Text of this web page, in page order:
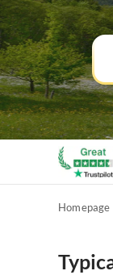
Homepage